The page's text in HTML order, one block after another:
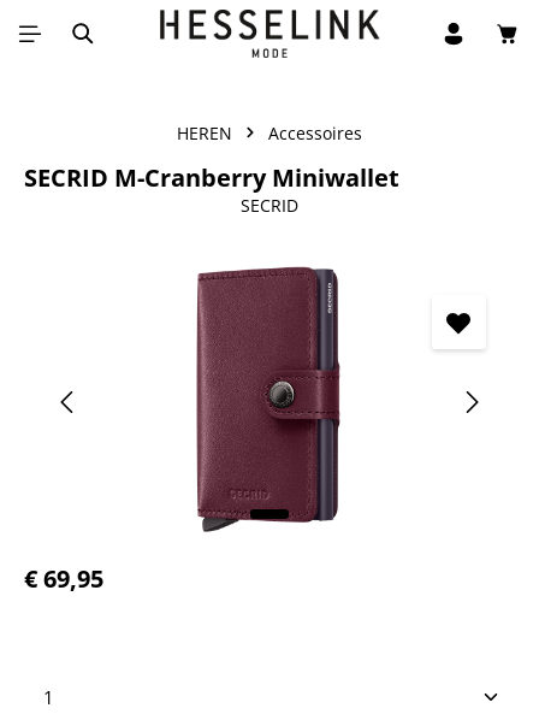
Ga naar de hoofdinhoud
HEREN Accessoires
SECRID M-Cranberry Miniwallet
SECRID
Afbeeldingengalerij overslaan
Normale prijs:
€ 69,95
Producthoeveelheid: Voer de gewenste